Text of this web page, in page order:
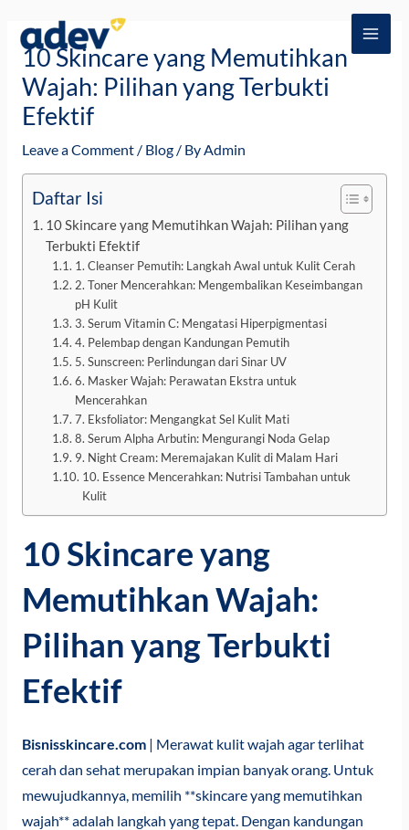
content
10 Skincare yang Memutihkan
Wajah: Pilihan yang Terbukti
Efektif
Leave a Comment / Blog/ By Admin
Daftar Isi
10 Skincare yang Memutihkan Wajah: Pilihan yang
Terbukti Efektif
1. Cleanser Pemutih: Langkah Awal untuk Kulit Cerah
2. Toner Mencerahkan: Mengembalikan Keseimbangan
pH Kulit
3. Serum Vitamin C: Mengatasi Hiperpigmentasi
4. Pelembap dengan Kandungan Pemutih
5. Sunscreen: Perlindungan dari Sinar UV
6. Masker Wajah: Perawatan Ekstra untuk
Mencerahkan
7. Eksfoliator: Mengangkat Sel Kulit Mati
8. Serum Alpha Arbutin: Mengurangi Noda Gelap
9. Night Cream: Meremajakan Kulit di Malam Hari
10. Essence Mencerahkan: Nutrisi Tambahan untuk
Kulit
10 Skincare yang
Memutihkan Wajah:
Pilihan yang Terbukti
Efektif
Bisnisskincare.com| Merawat kulit wajah agar terlihat
cerah dan sehat merupakan impian banyak orang. Untuk
mewujudkannya, memilih **skincare yang memutihkan
wajah** adalah langkah yang tepat. Dengan kandungan
navigation